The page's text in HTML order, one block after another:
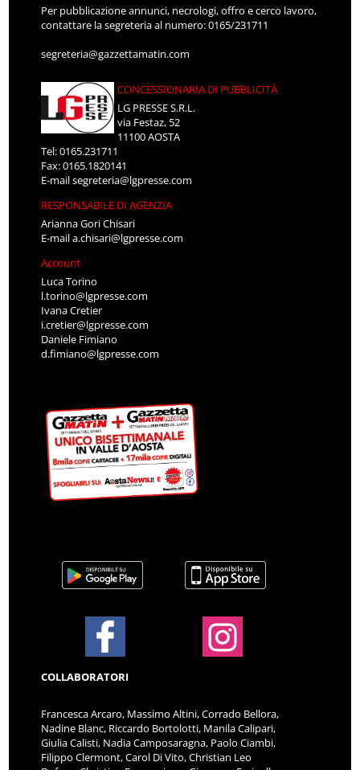
Per pubblicazione annunci, necrologi, offro e cerco lavoro,
contattare la segreteria al numero: 0165/231711
segreteria@gazzettamatin.com
CONCESSIONARIA DI PUBBLICITÀ
LG PRESSE S.R.L.
via Festaz, 52
11100 AOSTA
Tel: 0165.231711
Fax: 0165.1820141
E-mailsegreteria@lgpresse.com
RESPONSABILE DI AGENZIA
Arianna Gori Chisari
E-maila.chisari@lgpresse.com
Account
Luca Torino
l.torino@lgpresse.com
Ivana Cretier
i.cretier@lgpresse.com
Daniele Fimiano
d.fimiano@lgpresse.com
COLLABORATORI
Francesca Arcaro, Massimo Altini, Corrado Bellora,
Nadine Blanc, Riccardo Bortolotti, Manila Calipari,
Giulia Calisti, Nadia Camposaragna, Paolo Ciambi,
Filippo Clermont, Carol Di Vito, Christian Leo